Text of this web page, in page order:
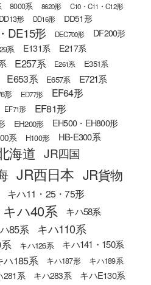
8000系 8620形
C10・C11・C12形
DD13形 DD16形 DD51形
DE15形 DEC700形 DF200形
系 E131系 E217系
E257系 E261系 E351系
E653系 E657系 E721系
形 ED77形 EF64形
EF71形
EF81形
EH200形 EH500・EH800形
系 H100形 HB-E300系
海道 JR四国
JR西日本 JR貨物
キハ11・25・75形
キハ40系 キハ58系
85系 キハ110系
キハ126系 キハ141・150系
ハ185系 キハ187形
キハ189系
281系 キハ283系
キハE130系